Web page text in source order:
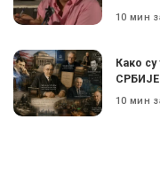
10 мин
Како
СРБИЈЕ
10 мин